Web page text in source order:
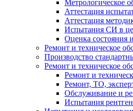
Метрологическое
Аттестация
Аттестация
Испытания СИ в
Оценка состояния
Ремонт и техническое
Производство
Ремонт и техническое
Ремонт и
Ремонт, ТО,
Обслуживание и
Испытания